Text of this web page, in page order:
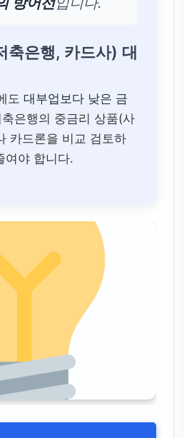
축은행, 카드사) 대
도대부업보다 낮은 금
은행의 중금리 상품(사
카드론을 비교 검토하
여야 합니다.